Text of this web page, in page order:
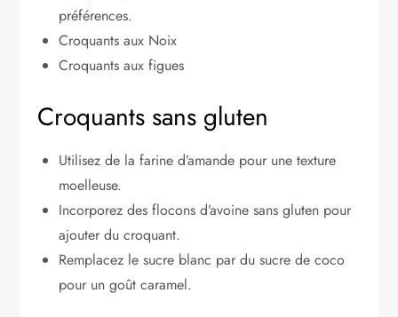
préférences.
Croquants aux Noix
Croquants aux figues
Croquants sans gluten
Utilisez de la farine d’amande pour une texture
moelleuse.
Incorporez des flocons d’avoine sans gluten pour
ajouter du croquant.
Remplacez le sucre blanc par du sucre de coco
pour un goût caramel.